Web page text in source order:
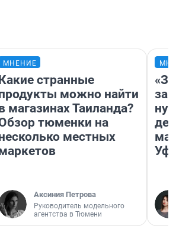
МНЕНИЕ
странные
можно найти
магазинах Таиланда?
тюменки на
местных
Аксиния Петрова
Руководитель модельного
агентства в Тюмени
дела
Уфа